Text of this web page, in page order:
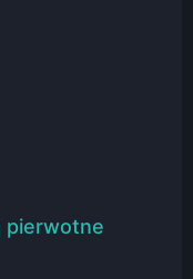
pierwotne